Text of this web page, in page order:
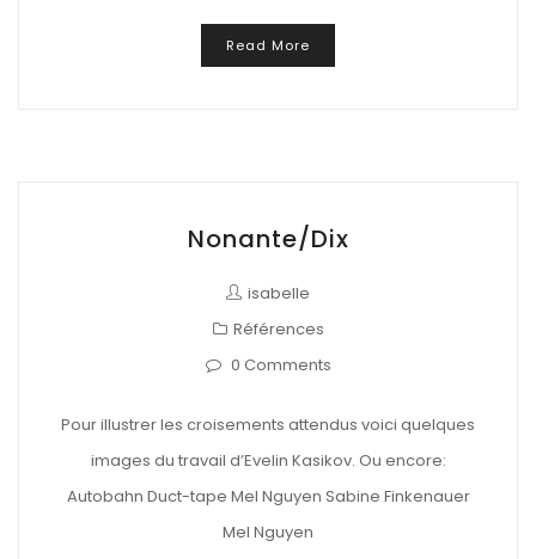
Read More
Nonante/Dix
isabelle
Références
0 Comments
Pour illustrer les croisements attendus voici quelques
images du travail d’Evelin Kasikov. Ou encore:
Autobahn Duct-tape Mel Nguyen Sabine Finkenauer
Mel Nguyen